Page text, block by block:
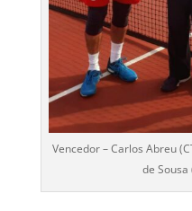
Vencedor – Carlos Abreu
de Sousa